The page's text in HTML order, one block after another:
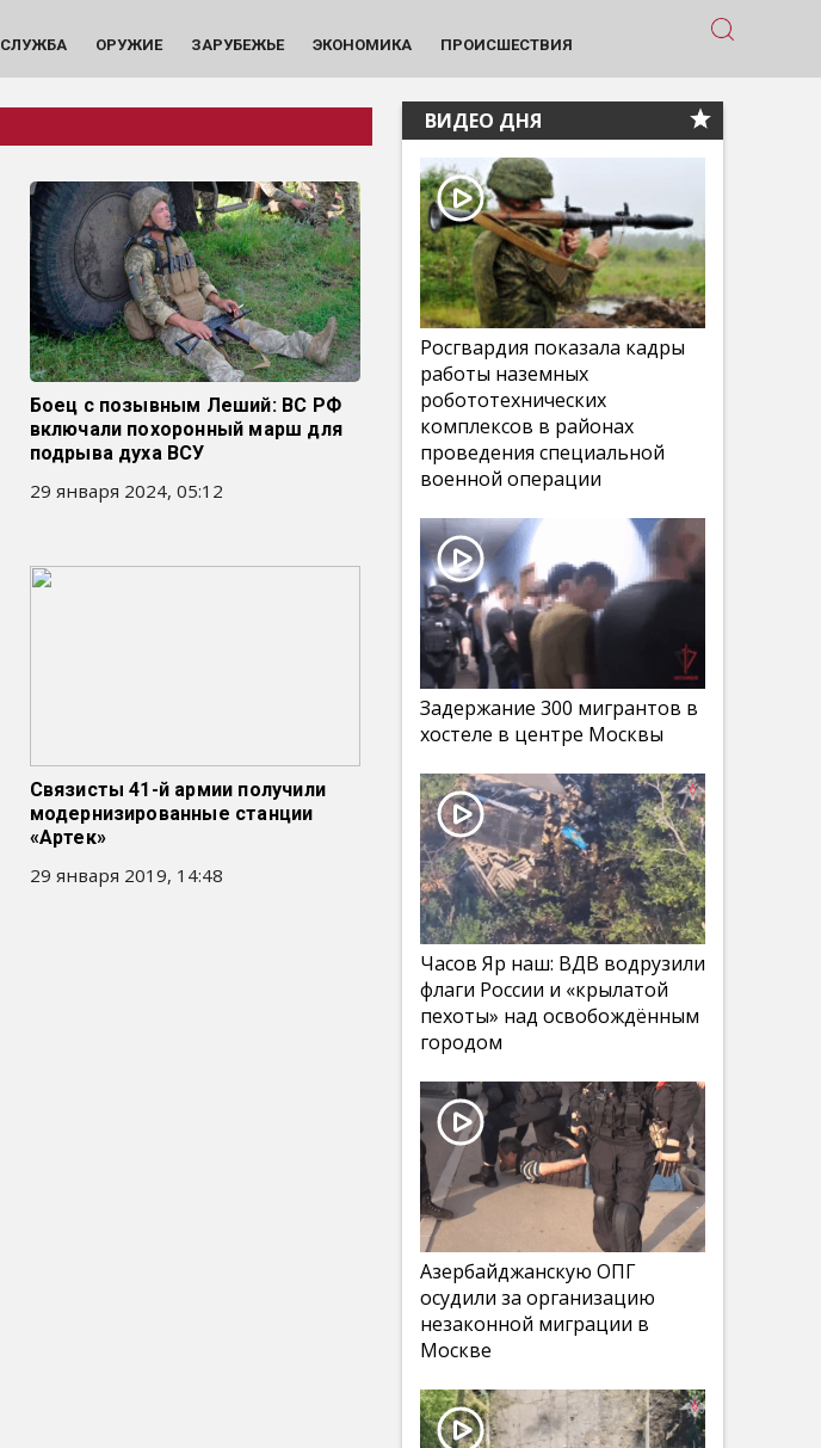
СЛУЖБА ОРУЖИЕ ЗАРУБЕЖЬЕ ЭКОНОМИКА ПРОИСШЕСТВИЯ
Боец с позывным Леший: ВС РФ
включали похоронный марш для
подрыва духа ВСУ
29 января 2024, 05:12
Связисты 41-й армии получили
модернизированные станции
«Артек»
29 января 2019, 14:48
ВИДЕО ДНЯ
Росгвардия показала кадры
работы наземных
робототехнических
комплексов в районах
проведения специальной
военной операции
Задержание 300 мигрантов в
хостеле в центре Москвы
Часов Яр наш: ВДВ водрузили
флаги России и «крылатой
пехоты» над освобождённым
городом
Азербайджанскую ОПГ
осудили за организацию
незаконной миграции в
Москве